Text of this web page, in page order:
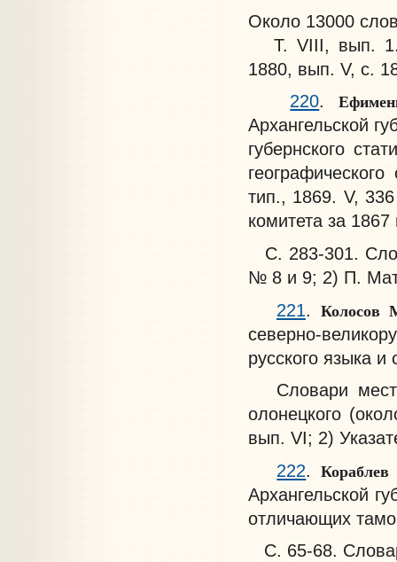
Около 13000
Т. VIII, вып. 1.
1880, вып. V, с.
220.
Архангельской
губернского
тип., 1869. V, 336
комитета за
С. 283-301.
№ 8 и 9; 2) П.
221
Колосов
северно-
русского языка
Словари
олонецкого
вып. VI; 2)
222.
Архангельской
отличающих
С. 65-68.